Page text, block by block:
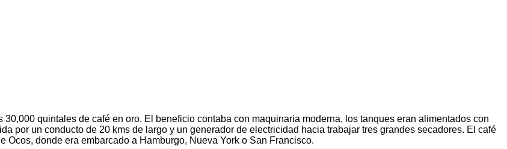
quintales de café en oro. El beneficio contaba con maquinaria moderna, los tanques eran alimentados con
por un conducto de 20 kms de largo y un generador de electricidad hacia trabajar tres grandes secadores. El café
donde era embarcado a Hamburgo, Nueva York o San Francisco.